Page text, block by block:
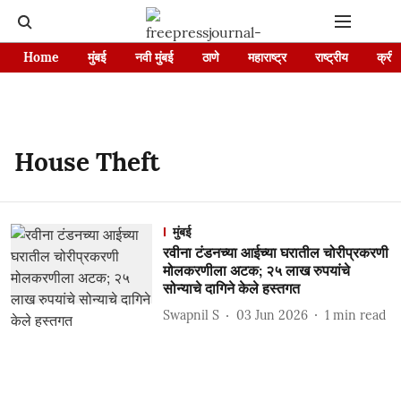
Home मुंबई नवी मुंबई ठाणे महाराष्ट्र राष्ट्रीय
House Theft
मुंबई
रवीना टंडनच्या आईच्या घरातील चोरीप्रकरणी
मोलकरणीला अटक; २५ लाख रुपयांचे
सोन्याचे दागिने केले हस्तगत
Swapnil S 03 Jun 2026 1 min read